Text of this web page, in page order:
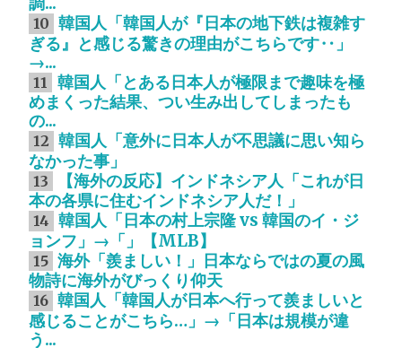
10 韓国人「韓国人が『日本の地下鉄は複雑す
ぎる』と感じる驚きの理由がこちらです‥」
→...
11
韓国人「とある日本人が極限まで趣味を極
めまくった結果、つい生み出してしまったも
の...
12 韓国人「意外に日本人が不思議に思い知ら
なかった事」
13
【海外の反応】インドネシア人「これが日
本の各県に住むインドネシア人だ！」
14 韓国人「日本の村上宗隆 vs 韓国のイ・ジ
ョンフ」→「」【MLB】
15 海外「羨ましい！」日本ならではの夏の風
物詩に海外がびっくり仰天
16 韓国人「韓国人が日本へ行って羨ましいと
感じることがこちら…」→「日本は規模が違
う...